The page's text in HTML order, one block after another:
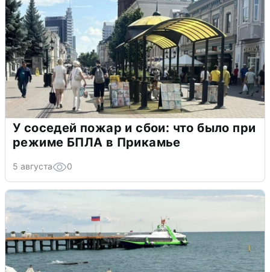
У соседей пожар и сбои: что было при
режиме БПЛА в Прикамье
5 августа 0